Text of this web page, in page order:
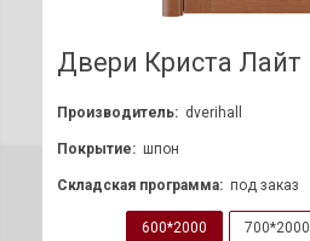
Двери Криста Лайт
Производитель: dverihall
Покрытие: шпон
Складская программа: под заказ
600*2000 700*2000